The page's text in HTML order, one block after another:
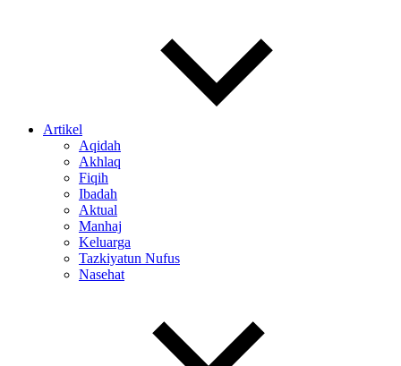
Artikel
Aqidah
Akhlaq
Fiqih
Ibadah
Aktual
Manhaj
Keluarga
Tazkiyatun Nufus
Nasehat